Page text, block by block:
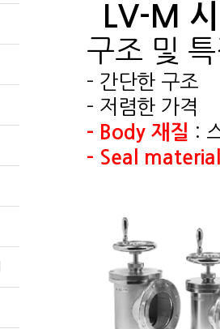
LV-M
구조 및
- 간단한 구조
- 저렴한 가격
- Body 재질 :
- Seal material